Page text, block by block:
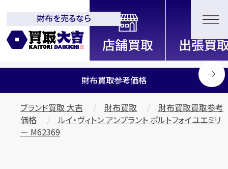
全国2200店舗以上展開中！
信頼と実績の買取専門店「買取大
吉」
財布を売るなら
財布買取参考価格
ブランド買取 大吉 財布買取
財布買取買取参考
価格
ルイ・ヴィトン アンプラント ポルトフォイユエミリ
ー M62369